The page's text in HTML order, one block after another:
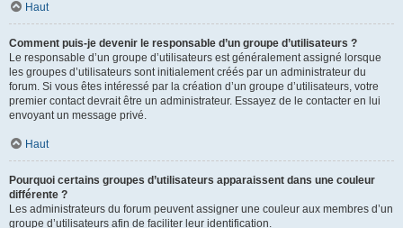
Haut
Comment puis-je devenir le responsable d’un groupe d’utilisateurs ?
Le responsable d’un groupe d’utilisateurs est généralement assigné lorsque
les groupes d’utilisateurs sont initialement créés par un administrateur du
forum. Si vous êtes intéressé par la création d’un groupe d’utilisateurs, votre
premier contact devrait être un administrateur. Essayez de le contacter en lui
envoyant un message privé.
Haut
Pourquoi certains groupes d’utilisateurs apparaissent dans une couleur
différente ?
Les administrateurs du forum peuvent assigner une couleur aux membres d’un
groupe d’utilisateurs afin de faciliter leur identification.